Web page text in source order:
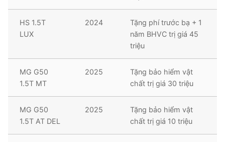
HS 1.5T
LUX
2024
Tặng phí trước bạ + 1
năm BHVC trị giá 45
triệu
MG G50
1.5T MT
2025
Tặng bảo hiểm vật
chất trị giá 30 triệu
MG G50
1.5T AT DEL
2025
Tặng bảo hiểm vật
chất trị giá 10 triệu